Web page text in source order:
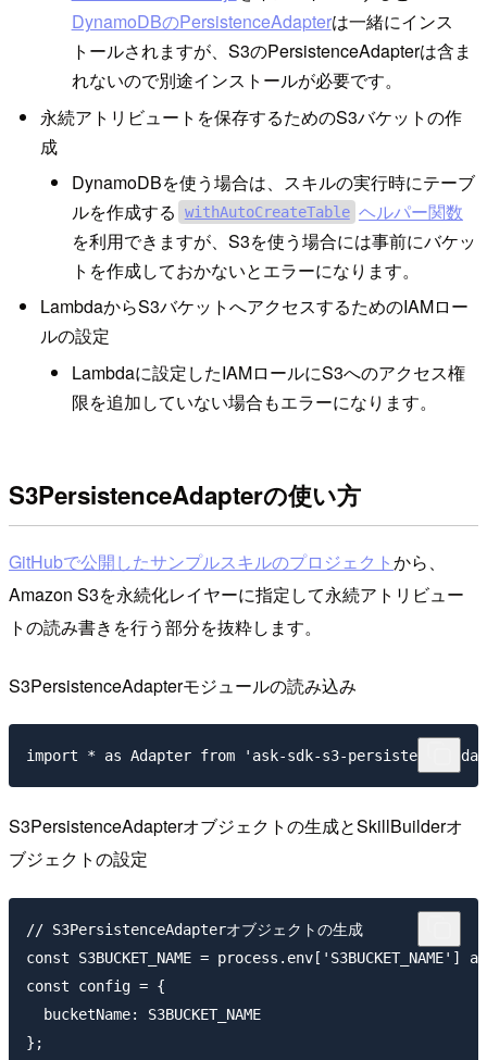
DynamoDBのPersistenceAdapterは一緒にインス
トールされますが、S3のPersistenceAdapterは含ま
れないので別途インストールが必要です。
永続アトリビュートを保存するためのS3バケットの作
成
DynamoDBを使う場合は、スキルの実行時にテーブ
ルを作成する
withAutoCreateTable ヘルパー関数
を利用できますが、S3を使う場合には事前にバケッ
トを作成しておかないとエラーになります。
LambdaからS3バケットへアクセスするためのIAMロー
ルの設定
Lambdaに設定したIAMロールにS3へのアクセス権
限を追加していない場合もエラーになります。
S3PersistenceAdapterの使い方
GitHubで公開したサンプルスキルのプロジェクトから、
Amazon S3を永続化レイヤーに指定して永続アトリビュー
トの読み書きを行う部分を抜粋します。
S3PersistenceAdapterモジュールの読み込み
S3PersistenceAdapterオブジェクトの生成とSkillBuilderオ
ブジェクトの設定
// S3PersistenceAdapterオブジェクトの生成
const S3BUCKET_NAME =
const config = {
  bucketName: S3BUCKET_NAME
};